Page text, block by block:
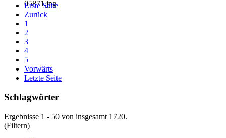
Erste Seite
Zurück
1
2
3
4
5
Vorwärts
Letzte Seite
Schlagwörter
Ergebnisse 1 - 50 von insgesamt 1720.
(Filtern)